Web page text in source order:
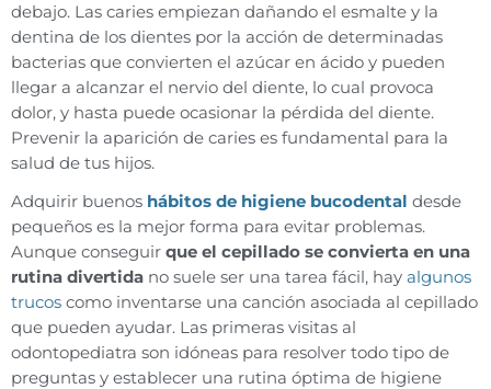
debajo. Las caries empiezan dañando el esmalte y la
dentina de los dientes por la acción de determinadas
bacterias que convierten el azúcar en ácido y pueden
llegar a alcanzar el nervio del diente, lo cual provoca
dolor, y hasta puede ocasionar la pérdida del diente.
Prevenir la aparición de caries es fundamental para la
salud de tus hijos.
Adquirir buenos hábitos de higiene bucodental desde
pequeños es la mejor forma para evitar problemas.
Aunque conseguir que el cepillado se convierta en una
rutina divertida no suele ser una tarea fácil, hay algunos
trucos como inventarse una canción asociada al cepillado
que pueden ayudar. Las primeras visitas al
odontopediatra son idóneas para resolver todo tipo de
preguntas y establecer una rutina óptima de higiene